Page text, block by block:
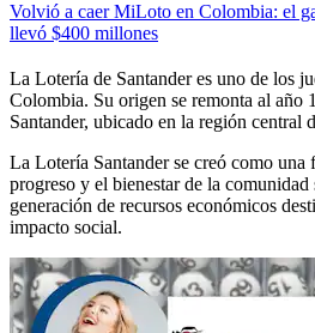
Volvió a caer MiLoto en Colombia: el
llevó $400 millones
La Lotería de Santander es uno de los
Colombia. Su origen se remonta al año
Santander, ubicado en la región central
La Lotería Santander se creó como una
progreso y el bienestar de la comunidad
generación de recursos económicos
impacto social.